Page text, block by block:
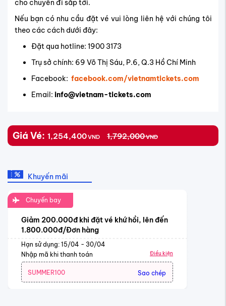
Khuyến mãi
Chuyến bay
1.800.000đ/Đơn hàng
Hạn sử dụng: 15/04 - 30/04
SUMMER100 Sao chép